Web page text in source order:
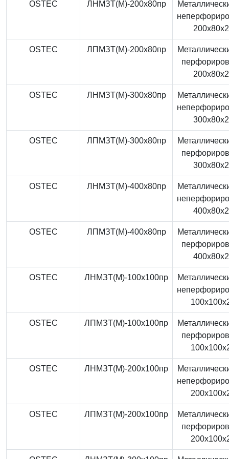
OSTEC ЛНМЗТ(М)-200x80пр
OSTEC ЛПМЗТ(М)-200x80пр
OSTEC ЛНМЗТ(М)-300x80пр
OSTEC ЛПМЗТ(М)-300x80пр
OSTEC ЛНМЗТ(М)-400x80пр
OSTEC ЛПМЗТ(М)-400x80пр
OSTEC ЛНМЗТ(М)-100x100пр
OSTEC ЛПМЗТ(М)-100x100пр
OSTEC ЛНМЗТ(М)-200x100пр
OSTEC ЛПМЗТ(М)-200x100пр